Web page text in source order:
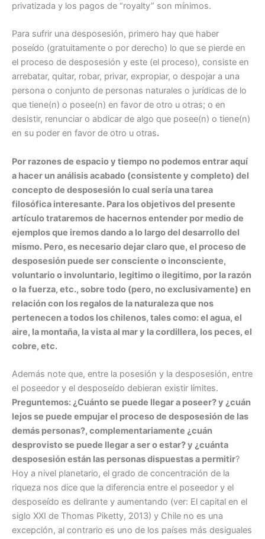
privatizada y los pagos de “royalty” son mínimos.
Para sufrir una desposesión, primero hay que haber
poseído (gratuitamente o por derecho) lo que se pierde en
el proceso de desposesión y este (el proceso), consiste en
arrebatar, quitar, robar, privar, expropiar, o despojar a una
persona o conjunto de personas naturales o jurídicas de lo
que tiene(n) o posee(n) en favor de otro u otras; o en
desistir, renunciar o abdicar de algo que posee(n) o tiene(n)
en su poder en favor de otro u otras.
Por razones de espacio y tiempo no podemos entrar aquí
a hacer un análisis acabado (consistente y completo) del
concepto de desposesión lo cual sería una tarea
filosófica interesante. Para los objetivos del presente
artículo trataremos de hacernos entender por medio de
ejemplos que iremos dando a lo largo del desarrollo del
mismo. Pero, es necesario dejar claro que, el proceso de
desposesión puede ser consciente o inconsciente,
voluntario o involuntario, legitimo o ilegitimo, por la razón
o la fuerza, etc., sobre todo (pero, no exclusivamente) en
relación con los regalos de la naturaleza que nos
pertenecen a todos los chilenos, tales como: el agua, el
aire, la montaña, la vista al mar y la cordillera, los peces, el
cobre, etc.
Además note que, entre la posesión y la desposesión, entre
el poseedor y el desposeído debieran existir límites.
Preguntemos: ¿Cuánto se puede llegar a poseer? y ¿cuán
lejos se puede empujar el proceso de desposesión de las
demás personas?, complementariamente ¿cuán
desprovisto se puede llegar a ser o estar? y ¿cuánta
desposesión están las personas dispuestas a permitir?
Hoy a nivel planetario, el grado de concentración de la
riqueza nos dice que la diferencia entre el poseedor y el
desposeído es delirante y aumentando (ver: El capital en el
siglo XXI de Thomas Piketty, 2013) y Chile no es una
excepción, al contrario es uno de los países más desiguales